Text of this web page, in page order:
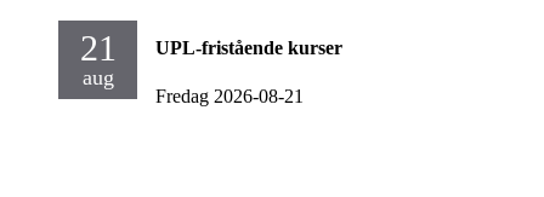
21
aug
UPL-fristående kurser
Fredag 2026-08-21